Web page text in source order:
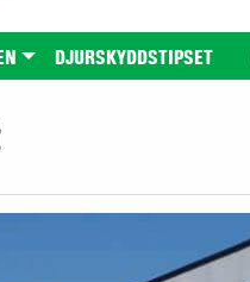
DJURSKYDDSTIPSET